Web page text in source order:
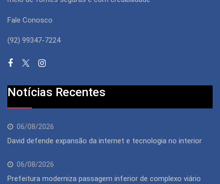
Fale Conosco
(92) 99347-7224
Notícias Recentes
06/08/2026
David defende expansão da internet e tecnologia no interior
06/08/2026
Prefeitura moderniza passagem inferior de complexo viário